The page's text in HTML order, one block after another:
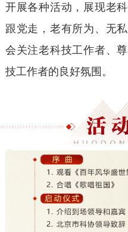
开展各种活动，展现老
跟党走，老有所为、无
会关注老科技工作者、
技工作者的良好氛围。